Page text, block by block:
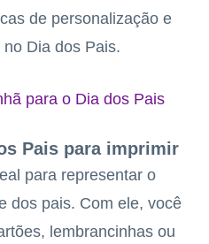
de personalização e
Dia dos Pais.
para o Dia dos Pais
Pais para imprimir
para representar o
dos pais. Com ele, você
lembrancinhas ou